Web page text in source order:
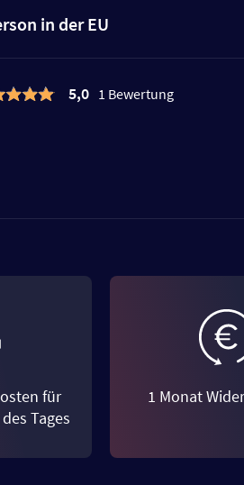
in der EU
5,0 1 Bewertung
für
Tages
1 Monat